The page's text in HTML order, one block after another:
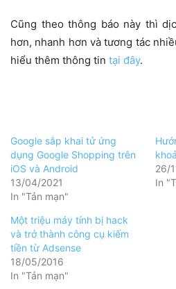
Cũng theo thông báo này thì
hơn, nhanh hơn và tương tác
hiểu thêm thông tin tại đây.
Google sắp khai tử ứng
dụng Google Shopping trên
iOS và Android
13/04/2021
In "Tản mạn"
26/
In
Một triệu máy tính bị hack
và trở thành công cụ kiếm
tiền từ Adsense
18/05/2016
In "Tản mạn"